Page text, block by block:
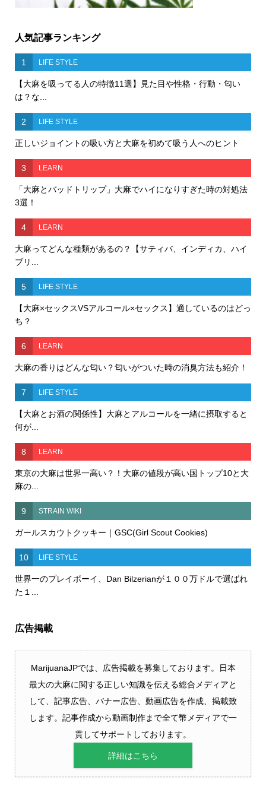
人気記事ランキング
1 LIFE STYLE
【大麻を吸ってる人の特徴11選】見た目や性格・行動・匂い
は？な...
2 LIFE STYLE
正しいジョイントの吸い方と大麻を初めて吸う人へのヒント
3 LEARN
「大麻とバッドトリップ」大麻でハイになりすぎた時の対処法
3選！
4 LEARN
大麻ってどんな種類があるの？【サティバ、インディカ、ハイ
ブリ...
5 LIFE STYLE
【大麻×セックスVSアルコール×セックス】適しているのはどっ
ち？
6 LEARN
大麻の香りはどんな匂い？匂いがついた時の消臭方法も紹介！
7 LIFE STYLE
【大麻とお酒の関係性】大麻とアルコールを一緒に摂取すると
何が...
8 LEARN
東京の大麻は世界一高い？！大麻の値段が高い国トップ10と大
麻の...
9 STRAIN WIKI
ガールスカウトクッキー｜GSC(Girl Scout Cookies)
10 LIFE STYLE
世界一のプレイボーイ、Dan Bilzerianが１００万ドルで選ばれ
た１...
広告掲載
MarijuanaJPでは、広告掲載を募集しております。日本
最大の大麻に関する正しい知識を伝える総合メディアと
して、記事広告、バナー広告、動画広告を作成、掲載致
します。記事作成から動画制作まで全て幣メディアで一
貫してサポートしております。
詳細はこちら